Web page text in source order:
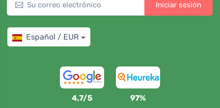
Iniciar sesión
Español / EUR
4,7/5 97%